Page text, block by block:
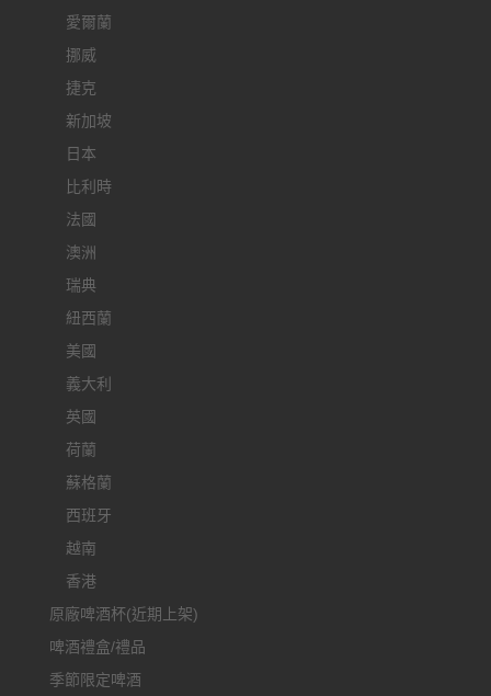
愛爾蘭
挪威
捷克
新加坡
日本
比利時
法國
澳洲
瑞典
紐西蘭
美國
義大利
英國
荷蘭
蘇格蘭
西班牙
越南
香港
原廠啤酒杯(近期上架)
啤酒禮盒/禮品
季節限定啤酒